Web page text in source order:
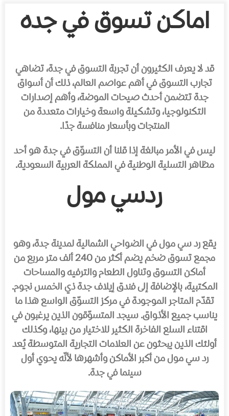
اماكن تسوق في جده
قد لا يعرف الكثيرون أن تجربة التسوق في جدة، تضاهي
تجارب التسوق في أهم عواصم العالم، ذلك أن أسواق
جدة تتضمن أحدث صيحات الموضة، وأهم إصدارات
التكنولوجيا، وتشكيلة واسعة وخيارات متعددة من
المنتجات وبأسعار منافسة جدًا.
ليس في الأمر مبالغة إذا قلنا أن التسوّق في جدة هو أحد
مظاهر التسلية الوطنية في المملكة العربية السعودية.
ردسي مول
يقع رد سي مول في الضواحي الشمالية لمدينة جدة، وهو
مجمع تسوق ضخم يضم أكثر من 240 ألف متر مربع من
أماكن التسوق وتناول الطعام والترفيه والمساحات
المكتبية، بالإضافة إلى فندق إيلاف جدة ذي الخمس نجوم.
تقدّم المتاجر الموجودة في مركز التسوّق الواسع هذا ما
يناسب جميع الأذواق. سيجد المتسوّقون الذين يرغبون في
اقتناء السلع الفاخرة الكثير للاختيار من بينها، وكذلك
أولئك الذين يبحثون عن العلامات التجارية المتوسطة يُعد
رد سي مول من أكبر الأماكن وأشهرها لأنّه يحوي أول
سينما في جدة.